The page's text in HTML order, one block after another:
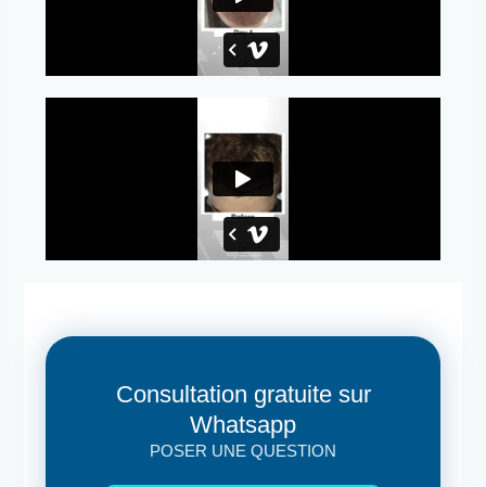
Consultation gratuite sur
Whatsapp
POSER UNE QUESTION